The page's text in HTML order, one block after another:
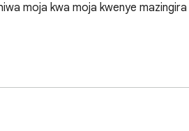
moja kwa moja kwenye
michango ya AliExpress. Gundua
Mizunguko ya haraka ya usasishaji
kupitia Ozon. Mantiki ya mafanikio